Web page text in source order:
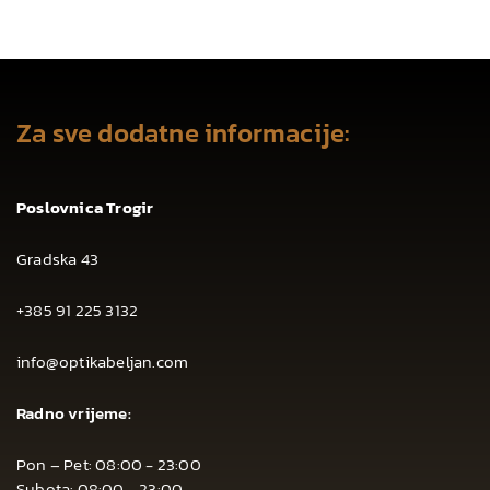
Za sve dodatne informacije:
Poslovnica Trogir
Gradska 43
+385 91 225 3132
info@optikabeljan.com
Radno vrijeme:
Pon – Pet: 08:00 - 23:00